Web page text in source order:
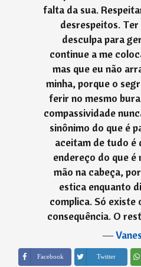
falta da sua.
desrespeitos.
desculpa para
continue a me
mas que eu não
minha, porque o
ferir no mesmo
compassividade
sinônimo do que é
aceitam de tudo é
endereço do que é
mão na cabeça,
estica enquanto
complica. Só existe
consequência. O
―
Facebook Twitter